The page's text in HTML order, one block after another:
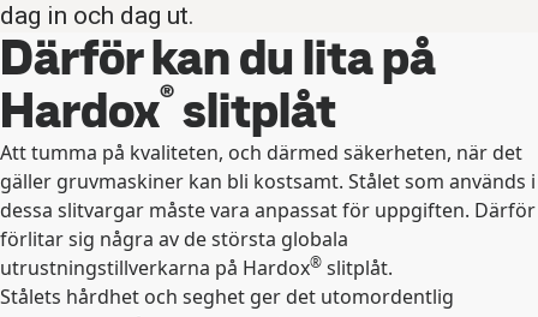
dag in och dag ut.
Därför kan du lita på
Hardox®slitplåt
Att tumma på kvaliteten, och därmed säkerheten, när det
gäller gruvmaskiner kan bli kostsamt. Stålet som används i
dessa slitvargar måste vara anpassat för uppgiften. Därför
förlitar sig några av de största globala
utrustningstillverkarna på Hardox® slitplåt.
Stålets hårdhet och seghet ger det utomordentlig